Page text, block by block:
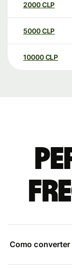
2000CLP
5000CLP
10000 CLP
Como converter